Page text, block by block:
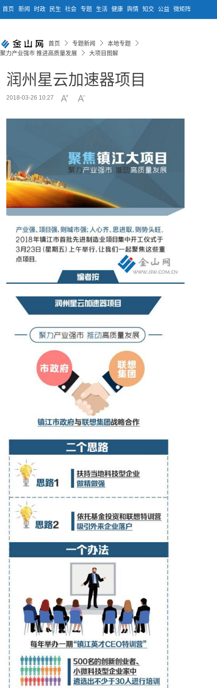
首页 新闻 时政 民生 社会 专题 生活 健康 舆情 知交 公益 微矩阵
首页 专题新闻
本地专题
聚力产业强市 推进高质量发展
大项目图解
润州星云加速器项目
2018-03-26 10:27